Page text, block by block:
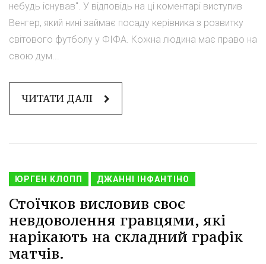
небудь існував". У відповідь на ці коментарі виступив
Венгер, який нині займає посаду керівника з розвитку
світового футболу у ФІФА. Кожна людина має право на
свою дум...
ЧИТАТИ ДАЛІ
ЮРГЕН КЛОПП ДЖАННІ ІНФАНТІНО
Стоїчков висловив своє
невдоволення гравцями, які
нарікають на складний графік
матчів.